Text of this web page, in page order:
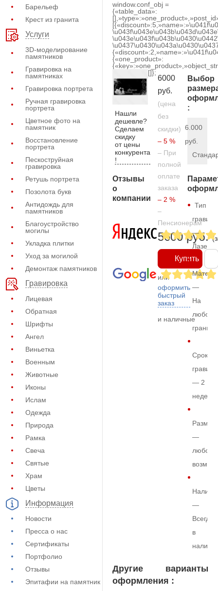
Барельеф
Крест из гранита
Услуги
3D-моделирование
памятников
Гравировка на
памятниках
Гравировка портрета
Ручная гравировка
портрета
Цветное фото на
памятник
Восстановление
портрета
Пескоструйная
гравировка
Ретушь портрета
Позолота букв
Антидождь для
памятников
Благоустройство
могилы
Укладка плитки
Уход за могилой
Демонтаж памятников
Гравировка
Лицевая
Обратная
Шрифты
Ангел
Виньетка
Военным
Животные
Иконы
Ислам
Одежда
Природа
Рамка
Свеча
Святые
Храм
Цветы
Информация
Новости
Пресса о нас
Сертификаты
Портфолио
Отзывы
Эпитафии на памятник
window.conf_obj =
{«table_data»:
{«one_product»:
[]};
Нашли
дешевле?
Сделаем
скидку
от цены
конкурента
!
Отзывы
о
компании
6000
руб.
(цена
без
скидки)
– 5 %
– При
полной
оплате
заказа
– 2 %
–
Пенсионерам
5600 руб.
Купить
или
оформить
быстрый
заказ
и наличные
Выбор
:
6.000
руб.
Тип
—
—
На
любом
граните
Срок
— 2
недели
Размер
—
любой
—
Всегда
в
Другие варианты
оформления :